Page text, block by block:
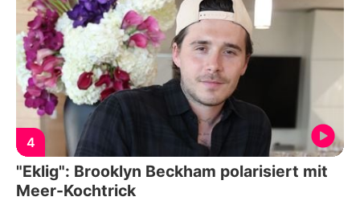
4
"Eklig": Brooklyn Beckham polarisiert mit
Meer-Kochtrick